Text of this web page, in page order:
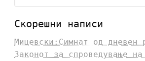
Скорешни написи
Мицевски:Симнат од дневен
Законот за спроведување на